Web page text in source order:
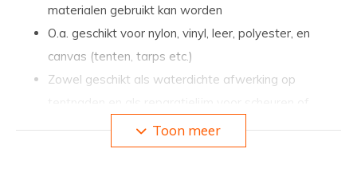
materialen gebruikt kan worden
O.a. geschikt voor nylon, vinyl, leer, polyester, en
canvas (tenten, tarps etc.)
Zowel geschikt als waterdichte afwerking op
loskomende stiksels
Biedt een doorzichtige, waterdichte afdichting die na
Toon meer